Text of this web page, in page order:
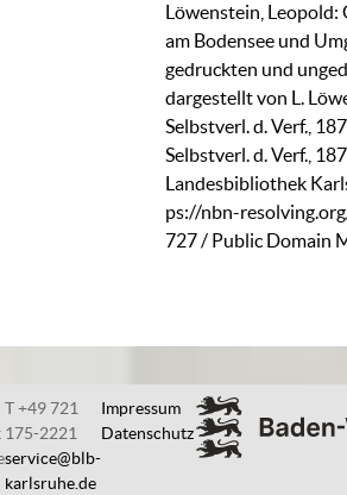
Löwenstein,
am Bodensee und
gedruckten und
dargestellt von L.
Selbstverl. d. Verf.,
Selbstverl. d. Verf.,
Landesbibliothek
ps://nbn-
727/ Public Domain
T +49 721
175-2221
service@blb-
karlsruhe.de
Impressum
Datenschutz